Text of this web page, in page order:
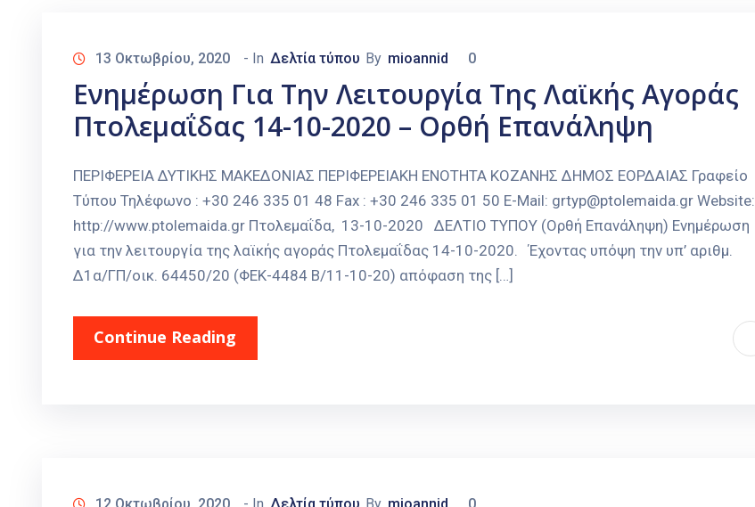
13 Οκτωβρίου, 2020 - In Δελτία τύπου By mioannid 0
Ενημέρωση Για Την Λειτουργία Της Λαϊκής Αγοράς
Πτολεμαΐδας 14-10-2020 – Ορθή Επανάληψη
ΠΕΡΙΦΕΡΕΙΑ ΔΥΤΙΚΗΣ ΜΑΚΕΔΟΝΙΑΣ ΠΕΡΙΦΕΡΕΙΑΚΗ ΕΝΟΤΗΤΑ ΚΟΖΑΝΗΣ ΔΗΜΟΣ ΕΟΡΔΑΙΑΣ Γραφείο
Τύπου Τηλέφωνο : +30 246 335 01 48 Fax : +30 246 335 01 50 E-Mail: grtyp@ptolemaida.gr Website:
http://www.ptolemaida.gr Πτολεμαΐδα, 13-10-2020 ΔΕΛΤΙΟ ΤΥΠΟΥ (Ορθή Επανάληψη) Ενημέρωση
για την λειτουργία της λαϊκής αγοράς Πτολεμαΐδας 14-10-2020. Έχοντας υπόψη την υπ’ αριθμ.
Δ1α/ΓΠ/οικ. 64450/20 (ΦΕΚ-4484 B/11-10-20) απόφαση της […]
Continue Reading